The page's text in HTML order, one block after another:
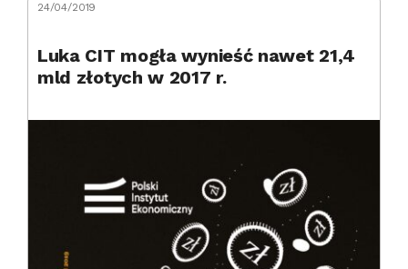
24/04/2019
Luka CIT mogła wynieść nawet 21,4
mld złotych w 2017 r.